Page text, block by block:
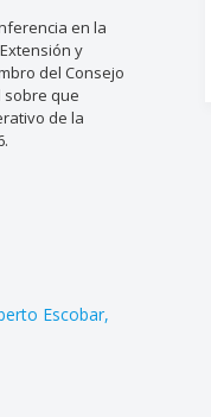
en la
y
del Consejo
sobre que
de la
Escobar